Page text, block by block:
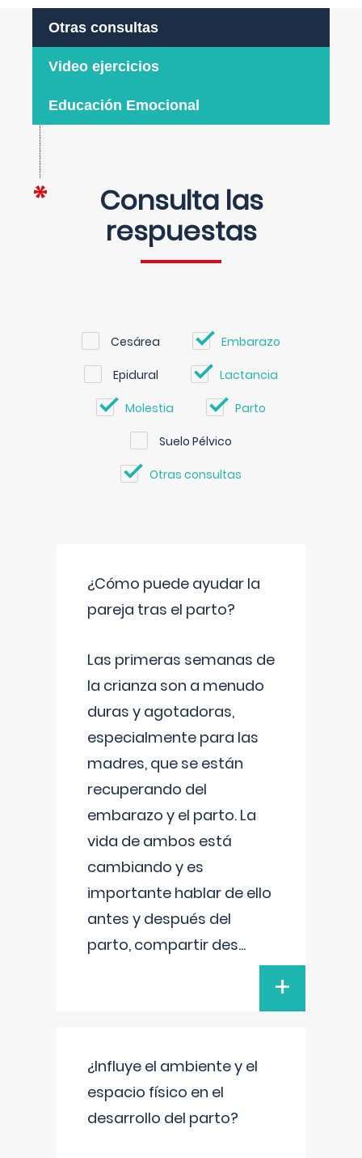
Otras consultas
Video ejercicios
Educación Emocional
Consulta las
respuestas
Cesárea Embarazo
Epidural Lactancia
Molestia Parto
Suelo Pélvico
Otras consultas
¿Cómo puede ayudar la
pareja tras el parto?
Las primeras semanas de
la crianza son a menudo
duras y agotadoras,
especialmente para las
madres, que se están
recuperando del
embarazo y el parto. La
vida de ambos está
cambiando y es
importante hablar de ello
antes y después del
parto, compartir des...
+
¿Influye el ambiente y el
espacio físico en el
desarrollo del parto?